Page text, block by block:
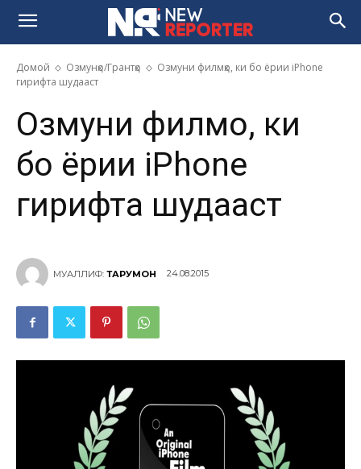
Домой Озмунҳо/Грантҳо
Озмуни филмҳо, ки бо ёрии iPhone
гирифта шудааст
Озмуни филмҳо, ки
бо ёрии iPhone
гирифта шудааст
МУАЛЛИФ: ТАРҶУМОН 24.08.2015